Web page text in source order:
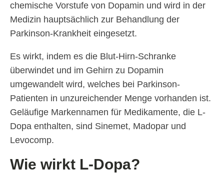
chemische Vorstufe von Dopamin und wird in der
Medizin hauptsächlich zur Behandlung der
Parkinson-Krankheit eingesetzt.
Es wirkt, indem es die Blut-Hirn-Schranke
überwindet und im Gehirn zu Dopamin
umgewandelt wird, welches bei Parkinson-
Patienten in unzureichender Menge vorhanden ist.
Geläufige Markennamen für Medikamente, die L-
Dopa enthalten, sind Sinemet, Madopar und
Levocomp.
Wie wirkt L-Dopa?